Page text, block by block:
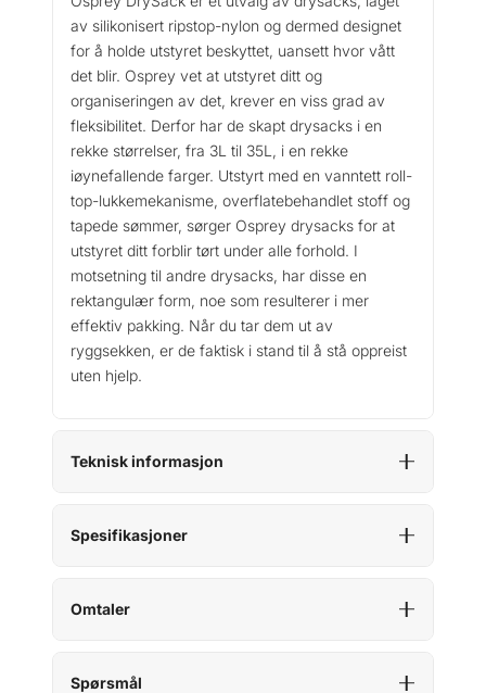
av silikonisert ripstop-nylon og dermed designet
for å holde utstyret beskyttet, uansett hvor vått
det blir. Osprey vet at utstyret ditt og
organiseringen av det, krever en viss grad av
fleksibilitet. Derfor har de skapt drysacks i en
rekke størrelser, fra 3L til 35L, i en rekke
iøynefallende farger. Utstyrt med en vanntett roll-
top-lukkemekanisme, overflatebehandlet stoff og
tapede sømmer, sørger Osprey drysacks for at
utstyret ditt forblir tørt under alle forhold. I
motsetning til andre drysacks, har disse en
rektangulær form, noe som resulterer i mer
effektiv pakking. Når du tar dem ut av
ryggsekken, er de faktisk i stand til å stå oppreist
uten hjelp.
Teknisk informasjon
Spesifikasjoner
Omtaler
Spørsmål